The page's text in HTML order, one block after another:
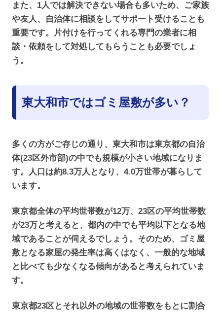
また、1人では解決できない場合も多いため、ご家族
や友人、自治体に相談をしてサポート受けることも
重要です。片付けを行ってくれる専門の業者に相
談・依頼をして対処してもらうことも必要でしょ
う。
東大和市ではゴミ屋敷が多い？
多くの方がご存じの通り、東大和市は東京都の自治
体(23区外市部)の中でも規模が小さい地域になりま
す。人口は約8.3万人となり、4.0万世帯が暮らして
います。
東京都全体の平均世帯数が12万、23区の平均世帯数
が23万と考えると、都内の中でも平均以下となる地
域であることが伺えるでしょう。そのため、ゴミ屋
敷となる家屋の発生率は高くはなく、一般的な地域
と比べても少なくなる傾向があると考えられていま
す。
東京都23区とそれ以外の地域の世帯数をもとに割合